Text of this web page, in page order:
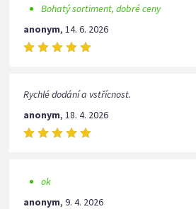
Bohatý sortiment, dobré ceny
anonym,14. 6. 2026
Rychlé dodání a vstřícnost.
anonym,18. 4. 2026
ok
anonym,9. 4. 2026